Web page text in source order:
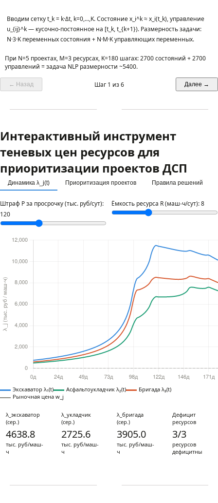
Вводим сетку t_k = k·Δt, k=0,...,K. Состояние x_i^k ≈ x_i(t_k), управление
u_{ij}^k — кусочно-постоянное на [t_k, t_{k+1}). Размерность задачи:
N·3·K переменных состояния + N·M·K управляющих переменных.
При N=5 проектах, M=3 ресурсах, K=180 шагах: 2700 состояний + 2700
управлений = задача NLP размерности ~5400.
← Назад Шаг 1 из 6 Далее →
Интерактивный инструмент
теневых цен ресурсов для
приоритизации проектов ДСП
Динамика λ_j(t) Приоритизация проектов Правила решений
Штраф P за просрочку (тыс. руб/сут):
120
Ёмкость ресурса R (маш-ч/сут):8
Экскаватор λ₁(t) Асфальтоукладчик λ₂(t)
Бригада λ₃(t)
Рыночная цена w_j
λ_экскаватор
(сер.)
4638.8
тыс. руб/маш-
ч
λ_укладчик
(сер.)
2725.6
тыс. руб/маш-
ч
λ_бригада
(сер.)
3905.0
тыс. руб/маш-
ч
Дефицит
ресурсов
3/3
ресурсов
дефицитны